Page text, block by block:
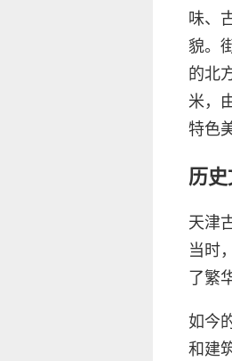
味、
貌。
的北
米，
特色
历
天津
当时
了繁
如今
和建